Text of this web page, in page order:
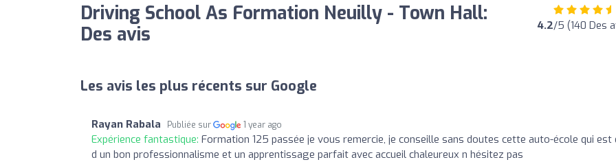
Driving School As Formation Neuilly - Town Hall:
Des avis
4.2/5 (140 Des
Les avis les plus récents sur Google
Rayan Rabala Publiée sur 1 year ago
Expérience fantastique: Formation 125 passée je vous remercie, je conseille sans doutes cette auto-école qui est
d un bon professionnalisme et un apprentissage parfait avec accueil chaleureux n hésitez pas